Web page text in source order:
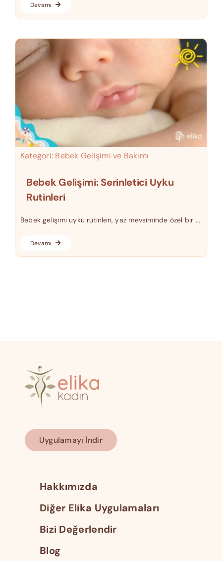
Devamı
Kategori: Bebek Gelişimi ve Bakımı
Bebek Gelişimi: Serinletici Uyku
Rutinleri
Bebek gelişimi uyku rutinleri, yaz mevsiminde özel bir ...
Devamı
Uygulamayı İndir
Hakkımızda
Diğer Elika Uygulamaları
Bizi Değerlendir
Blog